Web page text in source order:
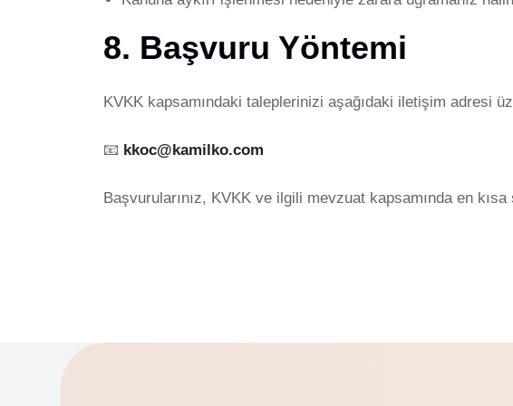
8. Başvuru Yöntemi
KVKK kapsamındaki taleplerinizi aşağıdaki iletişim adresi
📧 kkoc@kamilko.com
Başvurularınız, KVKK ve ilgili mevzuat kapsamında en